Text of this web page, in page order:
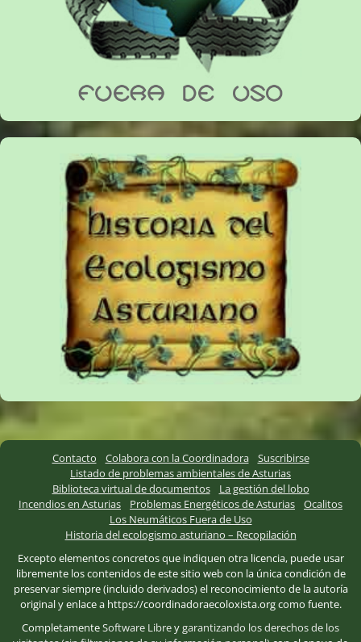
Contacto Colabora con la Coordinadora
Suscribirse
Listado de problemas ambientales de Asturias
Biblioteca virtual de documentos
La gestión del lobo
Incendios en Asturias
Problemas Energéticos de Asturias
Ocalitos
Los Neumáticos Fuera de Uso
Historia del ecologismo asturiano – Recopilación
Excepto elementos concretos que indiquen otra licencia, puede usar
libremente los contenidos de este sitio web con la única condición de
preservar siempre (incluido derivados) el reconocimiento de la autoría
original y enlace a https://coordinadoraecoloxista.org como fuente.
CompletamenteSoftware Libreygarantizando los derechos de los